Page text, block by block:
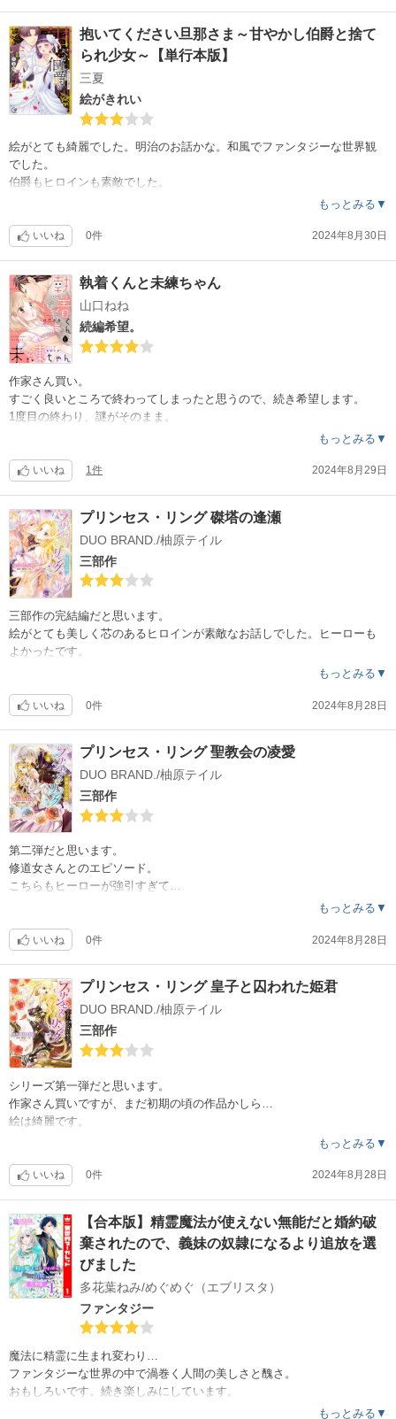
抱いてください旦那さま～甘やかし伯爵と捨て
られ少女～【単行本版】
三夏
絵がきれい
絵がとても綺麗でした。明治のお話かな。和風でファンタジーな世界観
でした。
伯爵もヒロインも素敵でした。
もっとみる▼
いいね 0件 2024年8月30日
執着くんと未練ちゃん
山口ねね
続編希望。
作家さん買い。
すごく良いところで終わってしまったと思うので、続き希望します。
1度目の終わり、謎がそのまま。
もっとみる▼
いいね 1件 2024年8月29日
プリンセス・リング 磔塔の逢瀬
DUO BRAND./柚原テイル
三部作
三部作の完結編だと思います。
絵がとても美しく芯のあるヒロインが素敵なお話しでした。ヒーローも
よかったです。
もっとみる▼
いいね 0件 2024年8月28日
プリンセス・リング 聖教会の凌愛
DUO BRAND./柚原テイル
三部作
第二弾だと思います。
修道女さんとのエピソード。
こちらもヒーローが強引すぎて…
もっとみる▼
いいね 0件 2024年8月28日
プリンセス・リング 皇子と囚われた姫君
DUO BRAND./柚原テイル
三部作
シリーズ第一弾だと思います。
作家さん買いですが、まだ初期の頃の作品かしら…
絵は綺麗です。
もっとみる▼
いいね 0件 2024年8月28日
【合本版】精霊魔法が使えない無能だと婚約破
棄されたので、義妹の奴隷になるより追放を選
びました
多花葉ねみ/めぐめぐ（エブリスタ）
ファンタジー
魔法に精霊に生まれ変わり…
ファンタジーな世界の中で渦巻く人間の美しさと醜さ。
おもしろいです。続き楽しみにしています。
もっとみる▼